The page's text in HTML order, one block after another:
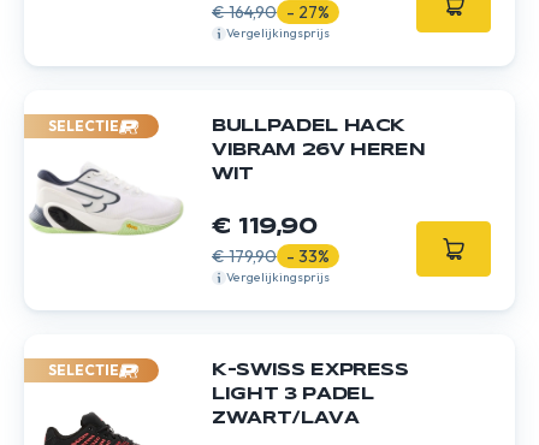
€ 164,90 - 27%
Vergelijkingsprijs
SELECTIE
BULLPADEL HACK
VIBRAM 26V HEREN
WIT
€ 119,90
€ 179,90 - 33%
Vergelijkingsprijs
SELECTIE
K-SWISS EXPRESS
LIGHT 3 PADEL
ZWART/LAVA